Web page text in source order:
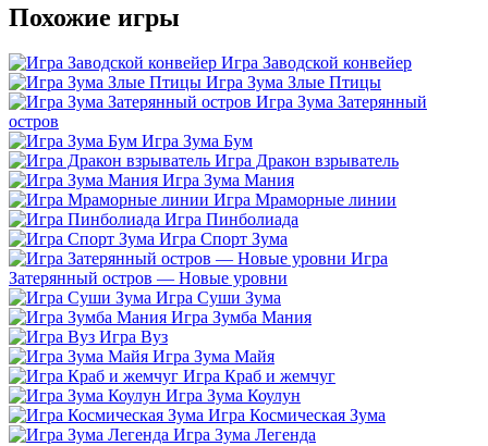
Похожие игры
Игра Заводской конвейер
Игра Зума Злые Птицы
Игра Зума Затерянный
остров
Игра Зума Бум
Игра Дракон взрыватель
Игра Зума Мания
Игра Мраморные линии
Игра Пинболиада
Игра Спорт Зума
Игра
Затерянный остров — Новые уровни
Игра Суши Зума
Игра Зумба Мания
Игра Вуз
Игра Зума Майя
Игра Краб и жемчуг
Игра Зума Коулун
Игра Космическая Зума
Игра Зума Легенда